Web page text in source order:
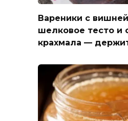
Вареники с
шелковое тесто и
крахмала —